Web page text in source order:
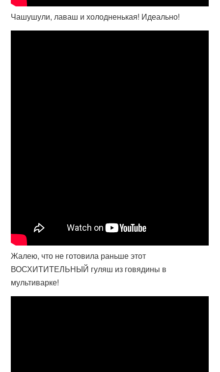
Чашушули, лаваш и холодненькая! Идеально!
Жалею, что не готовила раньше этот
ВОСХИТИТЕЛЬНЫЙ гуляш из говядины в
мультиварке!